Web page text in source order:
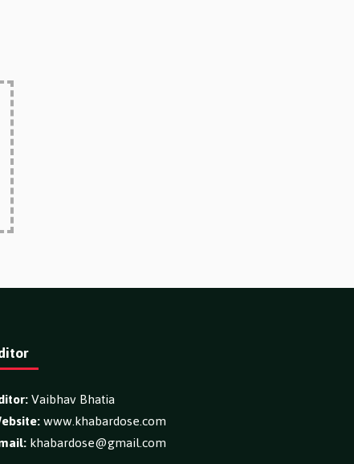
Vaibhav Bhatia
www.khabardose.com
khabardose@gmail.com